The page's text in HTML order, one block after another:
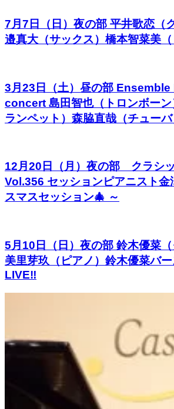
7月7日（日）夜の部 平井歌恋（
邉真大（サックス）橋本智菜美（
3月23日（土）昼の部
concert 島田智也（トロンボーン
ランペット）森脇直哉（チューバ
12月20日（月）夜の部 クラシ
Vol.356 セッションピアニスト金
スマスセッション🎄 ～
5月10日（日）夜の部 鈴木優菜（
美里芽玖（ピアノ）鈴木優菜バ
LIVE‼︎